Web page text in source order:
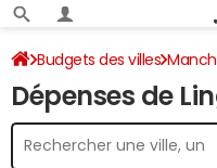
Budgets des villes
Dépenses de